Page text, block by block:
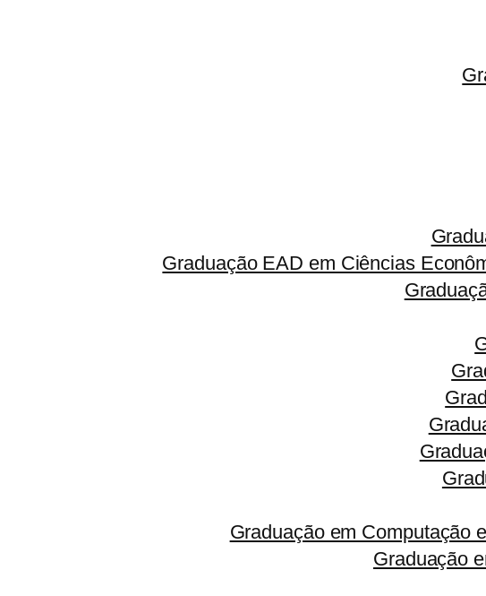
Graduação EAD em Ciências
Graduação em Computação
Graduação